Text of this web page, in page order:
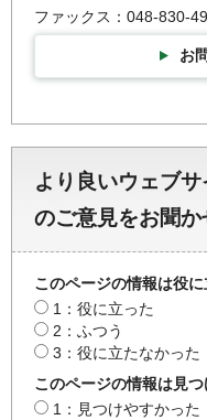
ファックス：048-830-
お
より良いウェブ
のご意見をお聞
このページの情報は役
1：役に立った
2：ふつう
3：役に立たなかった
このページの情報は見
1：見つけやすかった